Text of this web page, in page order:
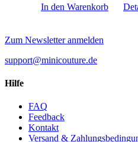
In den Warenkorb
Zum Newsletter anmelden
support@minicouture.de
Hilfe
FAQ
Feedback
Kontakt
Versand &